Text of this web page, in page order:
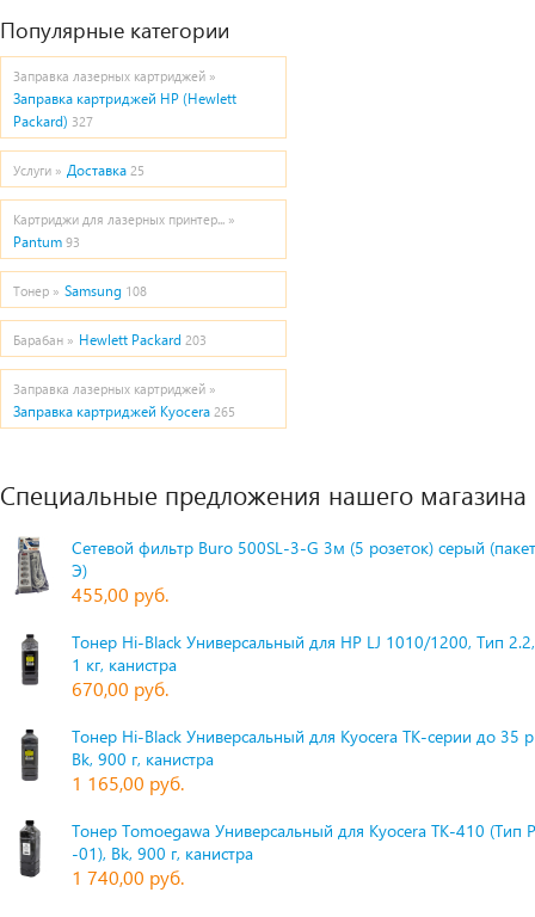
Популярные категории
Заправка лазерных картриджей »
Заправка картриджей HP (Hewlett
Packard) 327
Услуги » Доставка 25
Картриджи для лазерных принтер... »
Pantum 93
Тонер » Samsung 108
Барабан » Hewlett Packard 203
Заправка лазерных картриджей »
Заправка картриджей Kyocera 265
Специальные предложения нашего магазина
Сетевой фильтр Buro 500SL-3-G 3м (5 розеток) серый
Э)
455,00 руб.
Тонер Hi-Black Универсальный для HP LJ 1010/1200, Тип
1 кг, канистра
670,00 руб.
Тонер Hi-Black Универсальный для Kyocera TK-серии до 35
Bk, 900 г, канистра
1 165,00 руб.
Тонер Tomoegawa Универсальный для Kyocera TK-410 (Тип
-01), Bk, 900 г, канистра
1 740,00 руб.